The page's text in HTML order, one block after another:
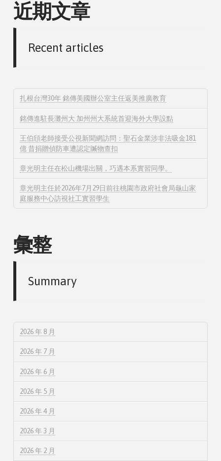
近期文章
Recent articles
扎根台灣30年 銘傳美國辦公室主任返美推廣教育
銘傳進駐長灘州大 加州州大系統首迎海外大學設點
王伯頎老師接受公視新聞網訪問：聖石金業涉非法吸金181
億 昔捐贈偵防車遭認定贓物查扣
章光明主任在松山機場出關，巧遇本系實習同學。
章光明主任於2026年7月29日前往桃園市政府社會局龜山家
庭服務中心訪視社工實習學生
彙整
Summary
2026 年 8 月
2026 年 7 月
2026 年 6 月
2026 年 5 月
2026 年 4 月
2026 年 3 月
2026 年 2 月